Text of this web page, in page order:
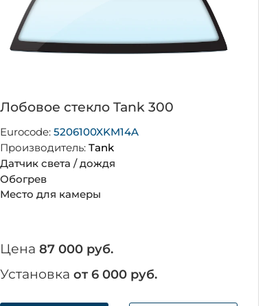
Лобовое стекло Tank 300
Eurocode: 5206100XKM14A
Производитель: Tank
Датчик света / дождя
Обогрев
Место для камеры
Цена 87 000 руб.
Установка от 6 000 руб.